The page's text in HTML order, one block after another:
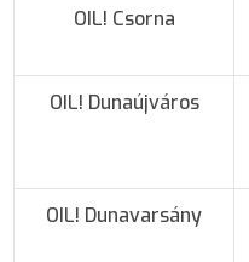
OIL! Csorna
OIL! Dunaújváros
OIL! Dunavarsány